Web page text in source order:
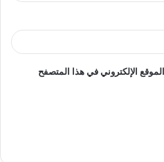
الإلكتروني في هذا المتصفح